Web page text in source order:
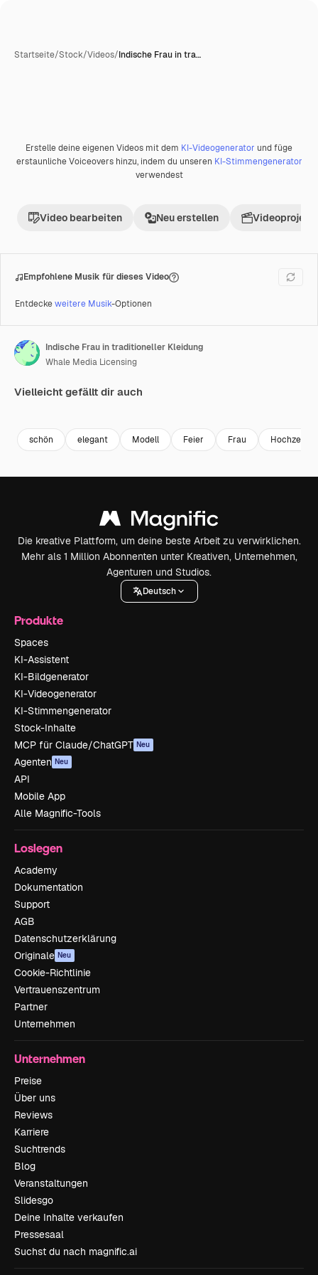
Startseite/Stock/Videos/Indische Frau in tra…
PremiumKI-generiert
Erstelle deine eigenen Videos mit dem KI-Videogenerator und füge
erstaunliche Voiceovers hinzu, indem du unseren KI-Stimmengenerator
verwendest
Video bearbeiten Neu erstellen Videoprojekt
Empfohlene Musik für dieses Video
Entdeckeweitere Musik-Optionen
Indische Frau in traditioneller Kleidung
Whale Media Licensing
Vielleicht gefällt dir auch
schön elegant Modell Feier Frau Hochzeit
Die kreative Plattform, um deine beste Arbeit zu verwirklichen.
Mehr als 1 Million Abonnenten unter Kreativen, Unternehmen,
Agenturen und Studios.
Deutsch
Produkte
Spaces
KI-Assistent
KI-Bildgenerator
KI-Videogenerator
KI-Stimmengenerator
Stock-Inhalte
MCP für Claude/ChatGPT Neu
Agenten Neu
API
Mobile App
Alle Magnific-Tools
Loslegen
Academy
Dokumentation
Support
AGB
Datenschutzerklärung
Originale Neu
Cookie-Richtlinie
Vertrauenszentrum
Partner
Unternehmen
Unternehmen
Preise
Über uns
Reviews
Karriere
Suchtrends
Blog
Veranstaltungen
Slidesgo
Deine Inhalte verkaufen
Pressesaal
Suchst du nach magnific.ai